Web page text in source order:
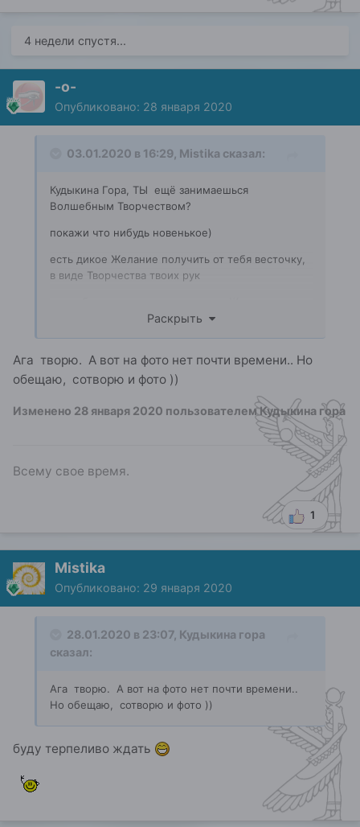
4 недели спустя...
-о-
Опубликовано: 28 января 2020
03.01.2020 в 16:29, Mistika сказал:
Кудыкина Гора, ТЫ ещё занимаешься
Волшебным Творчеством?
покажи что нибудь новенькое)
есть дикое Желание получить от тебя весточку,
в виде Творчества твоих рук
Раскрыть
Ага творю. А вот на фото нет почти времени.. Но
обещаю, сотворю и фото ))
Изменено 28 января 2020 пользователем Кудыкина гора
1
Всему свое время.
Mistika
Опубликовано: 29 января 2020
28.01.2020 в 23:07, Кудыкина гора
сказал:
Ага творю. А вот на фото нет почти времени..
Но обещаю, сотворю и фото ))
буду терпеливо ждать